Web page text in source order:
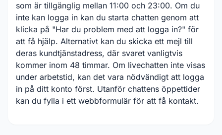
som är tillgänglig mellan 11:00 och 23:00. Om du
inte kan logga in kan du starta chatten genom att
klicka på "Har du problem med att logga in?" för
att få hjälp. Alternativt kan du skicka ett mejl till
deras kundtjänstadress, där svaret vanligtvis
kommer inom 48 timmar. Om livechatten inte visas
under arbetstid, kan det vara nödvändigt att logga
in på ditt konto först. Utanför chattens öppettider
kan du fylla i ett webbformulär för att få kontakt.